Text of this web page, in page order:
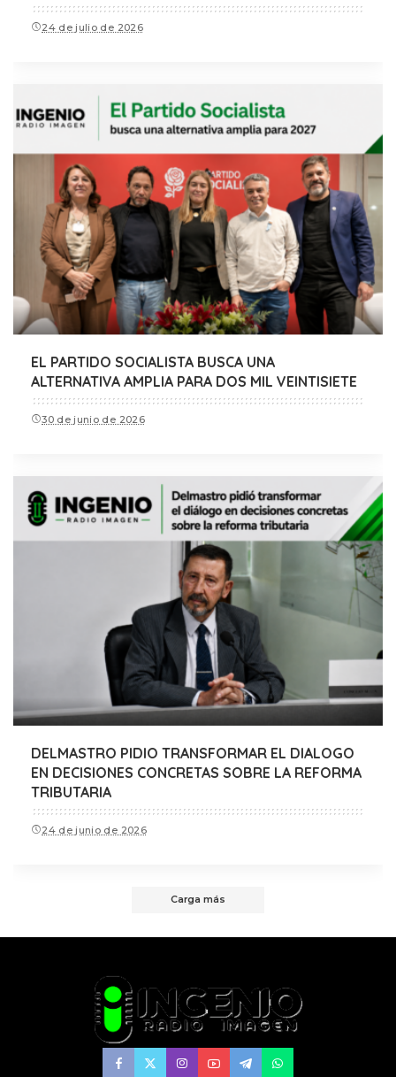
24 de julio de 2026
EL PARTIDO SOCIALISTA BUSCA UNA
ALTERNATIVA AMPLIA PARA DOS MIL VEINTISIETE
30 de junio de 2026
DELMASTRO PIDIO TRANSFORMAR EL DIALOGO
EN DECISIONES CONCRETAS SOBRE LA REFORMA
TRIBUTARIA
24 de junio de 2026
Carga más